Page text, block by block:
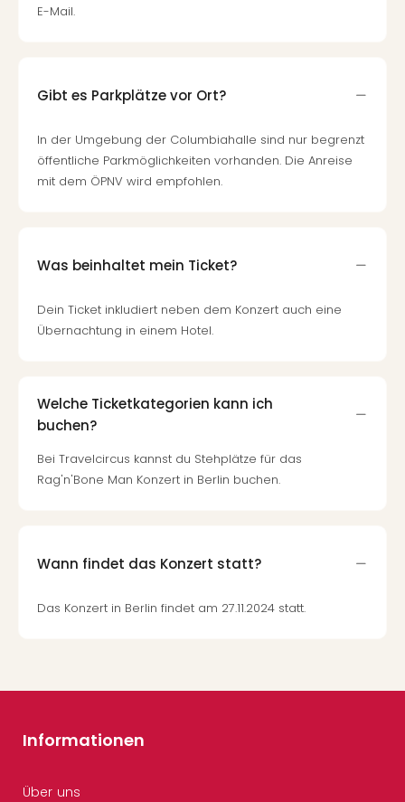
E-Mail.
Gibt es Parkplätze vor Ort?
In der Umgebung der Columbiahalle sind nur begrenzt
öffentliche Parkmöglichkeiten vorhanden. Die Anreise
mit dem ÖPNV wird empfohlen.
Was beinhaltet mein Ticket?
Dein Ticket inkludiert neben dem Konzert auch eine
Übernachtung in einem Hotel.
Welche Ticketkategorien kann ich
buchen?
Bei Travelcircus kannst du Stehplätze für das
Rag'n'Bone Man Konzert in Berlin buchen.
Wann findet das Konzert statt?
Das Konzert in Berlin findet am 27.11.2024 statt.
Informationen
Über uns